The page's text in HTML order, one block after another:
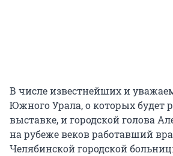
В числе известнейших и
Южного Урала, о которых будет
выставке, и городской голова
на рубеже веков работавший
Челябинской городской